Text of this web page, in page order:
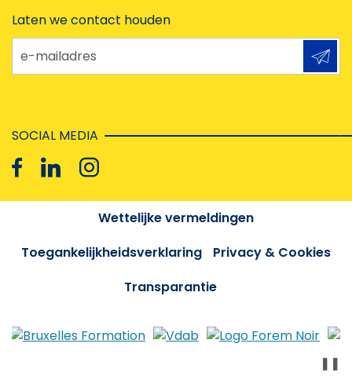
Laten we contact houden
e-mailadres
SOCIAL MEDIA
Wettelijke vermeldingen
Toegankelijkheidsverklaring
Privacy & Cookies
Transparantie
❚❚